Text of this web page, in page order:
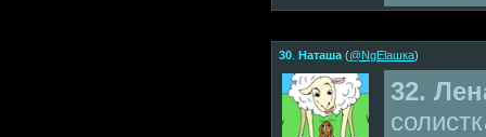
30 Наташа (@NgElашка)
32.